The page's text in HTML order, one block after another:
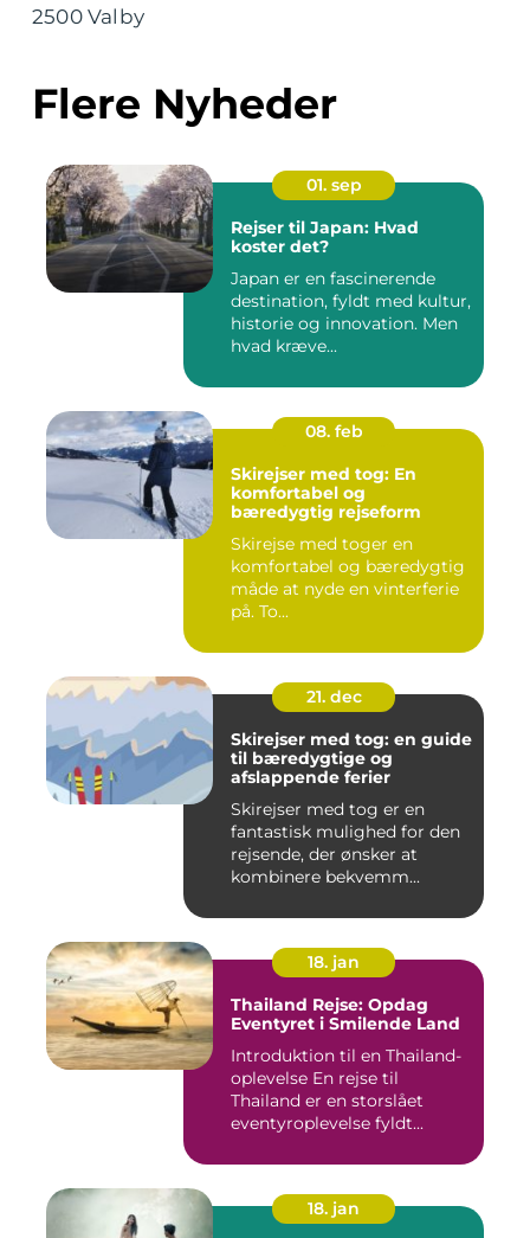
2500 Valby
Flere Nyheder
01. sep
Rejser til Japan: Hvad
koster det?
Japan er en fascinerende
destination, fyldt med kultur,
historie og innovation. Men
hvad kræve...
08. feb
Skirejser med tog: En
komfortabel og
bæredygtig rejseform
Skirejse med toger en
komfortabel og bæredygtig
måde at nyde en vinterferie
på. To...
21. dec
Skirejser med tog: en guide
til bæredygtige og
afslappende ferier
Skirejser med tog er en
fantastisk mulighed for den
rejsende, der ønsker at
kombinere bekvemm...
18. jan
Thailand Rejse: Opdag
Eventyret i Smilende Land
Introduktion til en Thailand-
oplevelse En rejse til
Thailand er en storslået
eventyroplevelse fyldt...
18. jan